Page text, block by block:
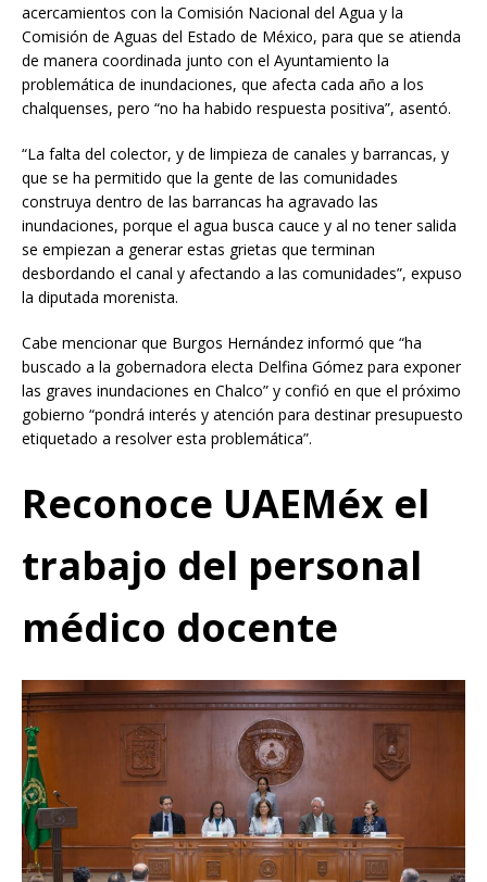
acercamientos con la Comisión Nacional del Agua y la
Comisión de Aguas del Estado de México, para que se atienda
de manera coordinada junto con el Ayuntamiento la
problemática de inundaciones, que afecta cada año a los
chalquenses, pero “no ha habido respuesta positiva”, asentó.
“La falta del colector, y de limpieza de canales y barrancas, y
que se ha permitido que la gente de las comunidades
construya dentro de las barrancas ha agravado las
inundaciones, porque el agua busca cauce y al no tener salida
se empiezan a generar estas grietas que terminan
desbordando el canal y afectando a las comunidades”, expuso
la diputada morenista.
Cabe mencionar que Burgos Hernández informó que “ha
buscado a la gobernadora electa Delfina Gómez para exponer
las graves inundaciones en Chalco” y confió en que el próximo
gobierno “pondrá interés y atención para destinar presupuesto
etiquetado a resolver esta problemática”.
Reconoce UAEMéx el
trabajo del personal
médico docente